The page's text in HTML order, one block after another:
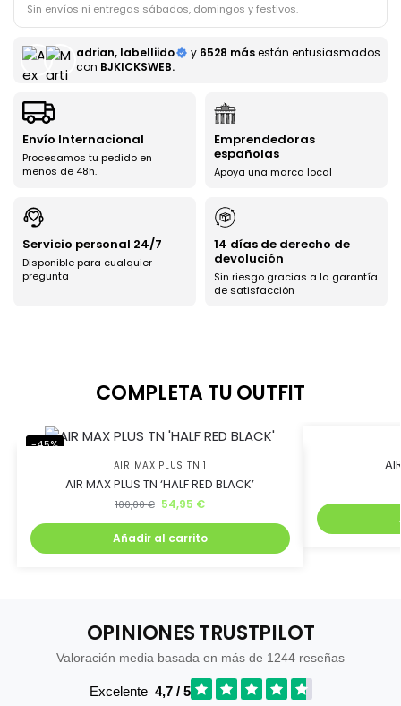
Sin envíos ni entregas sábados, domingos y festivos.
adrian, labelliido y 6528 másestán entusiasmados
con BJKICKSWEB.
Envío Internacional
Procesamos tu pedido en
menos de 48h.
Emprendedoras
españolas
Apoya una marca local
Servicio personal 24/7
Disponible para cualquier
pregunta
14 días de derecho de
devolución
Sin riesgo gracias a la garantía
de satisfacción
COMPLETA TU OUTFIT
-45%
AIR MAX PLUS TN 1
AIR MAX PLUS TN ‘HALF RED BLACK’
100,00€ 54,95 €
Añadir al carrito
OPINIONES TRUSTPILOT
Valoración media basada en más de 1244 reseñas
Excelente 4,7 / 5
Ahorra uniéndote al
nadie
Quiero mi descuento